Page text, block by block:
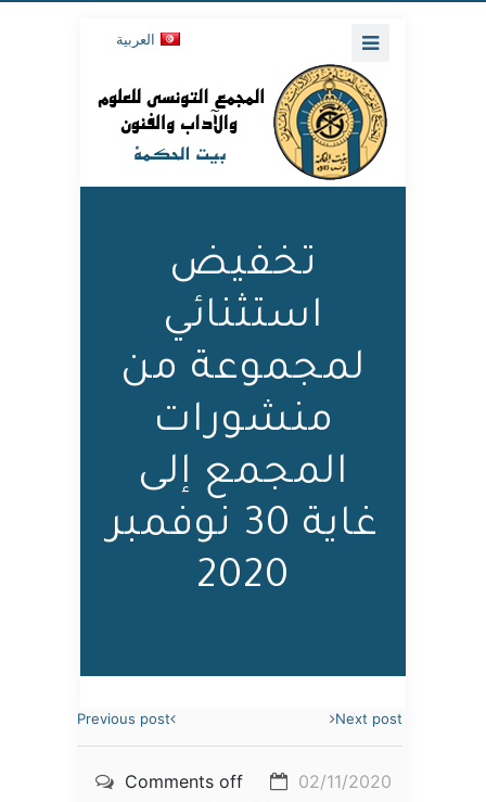
العربية
تخفيض
استثنائي
لمجموعة من
منشورات
المجمع إلى
غاية 30 نوفمبر
2020
Previous post Next post
02/11/2020
Comments off